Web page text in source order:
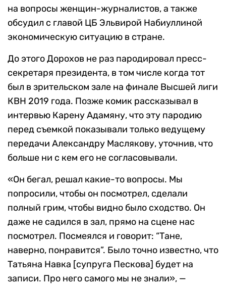
на вопросы женщин-журналистов, а также
обсудил с главой ЦБ Эльвирой Набиуллиной
экономическую ситуацию в стране.
До этого Дорохов не раз пародировал пресс-
секретаря президента, в том числе когда тот
был в зрительском зале на финале Высшей лиги
КВН 2019 года. Позже комик рассказывал в
интервью Карену Адамяну, что эту пародию
перед съемкой показывали только ведущему
передачи Александру Маслякову, уточнив, что
больше ни с кем его не согласовывали.
«Он бегал, решал какие-то вопросы. Мы
попросили, чтобы он посмотрел, сделали
полный грим, чтобы видно было сходство. Он
даже не садился в зал, прямо на сцене нас
посмотрел. Посмеялся и говорит: “Тане,
наверно, понравится”. Было точно известно, что
Татьяна Навка [супруга Пескова] будет на
записи. Про него самого мы не знали», —